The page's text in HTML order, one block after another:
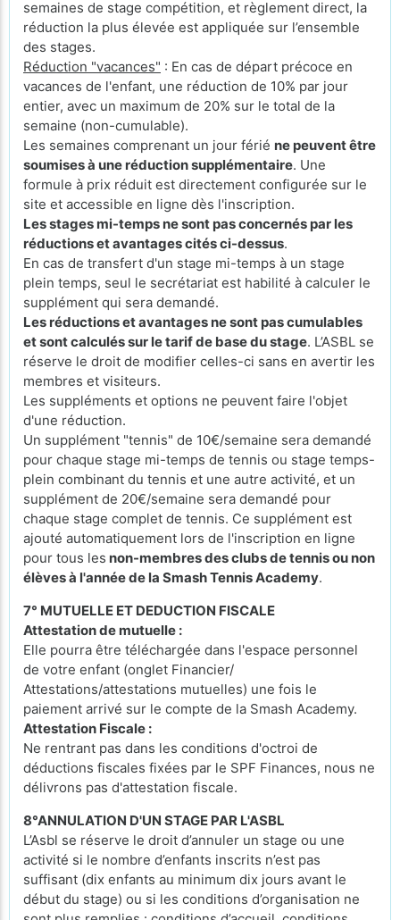
semaines de stage compétition, et règlement direct, la
réduction la plus élevée est appliquée sur l’ensemble
des stages.
Réduction "vacances" : En cas de départ précoce en
vacances de l'enfant, une réduction de 10% par jour
entier, avec un maximum de 20% sur le total de la
semaine (non-cumulable).
Les semaines comprenant un jour férié ne peuvent être
soumises à une réduction supplémentaire. Une
formule à prix réduit est directement configurée sur le
site et accessible en ligne dès l'inscription.
Les stages mi-temps ne sont pas concernés par les
réductions et avantages cités ci-dessus.
En cas de transfert d'un stage mi-temps à un stage
plein temps, seul le secrétariat est habilité à calculer le
supplément qui sera demandé.
Les réductions et avantages ne sont pas cumulables
et sont calculés sur le tarif de base du stage. L’ASBL se
réserve le droit de modifier celles-ci sans en avertir les
membres et visiteurs.
Les suppléments et options ne peuvent faire l'objet
d'une réduction.
Un supplément "tennis" de 10€/semaine sera demandé
pour chaque stage mi-temps de tennis ou stage temps-
plein combinant du tennis et une autre activité, et un
supplément de 20€/semaine sera demandé pour
chaque stage complet de tennis. Ce supplément est
ajouté automatiquement lors de l'inscription en ligne
pour tous les non-membres des clubs de tennis ou non
élèves à l'année de la Smash Tennis Academy.
7° MUTUELLE ET DEDUCTION FISCALE
Attestation de mutuelle :
Elle pourra être téléchargée dans l'espace personnel
de votre enfant (onglet Financier/
Attestations/attestations mutuelles) une fois le
paiement arrivé sur le compte de la Smash Academy.
Attestation Fiscale :
Ne rentrant pas dans les conditions d'octroi de
déductions fiscales fixées par le SPF Finances, nous ne
délivrons pas d'attestation fiscale.
8°ANNULATION D'UN STAGE PAR L'ASBL
L’Asbl se réserve le droit d’annuler un stage ou une
activité si le nombre d’enfants inscrits n’est pas
suffisant (dix enfants au minimum dix jours avant le
début du stage) ou si les conditions d’organisation ne